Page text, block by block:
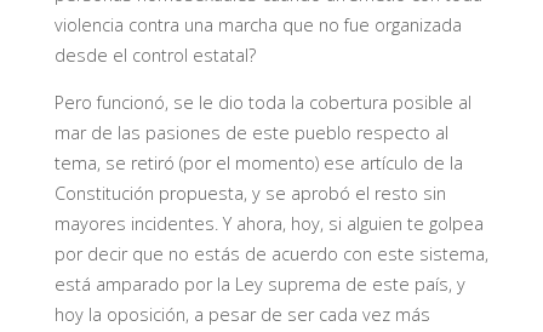
violencia contra una marcha que no fue organizada
desde el control estatal?
Pero funcionó, se le dio toda la cobertura posible al
mar de las pasiones de este pueblo respecto al
tema, se retiró (por el momento) ese artículo de la
Constitución propuesta, y se aprobó el resto sin
mayores incidentes. Y ahora, hoy, si alguien te golpea
por decir que no estás de acuerdo con este sistema,
está amparado por la Ley suprema de este país, y
hoy la oposición, a pesar de ser cada vez más